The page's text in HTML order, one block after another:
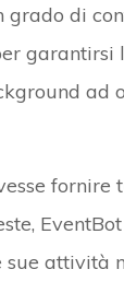
grado di
garantirsi
ad
fornire
attività